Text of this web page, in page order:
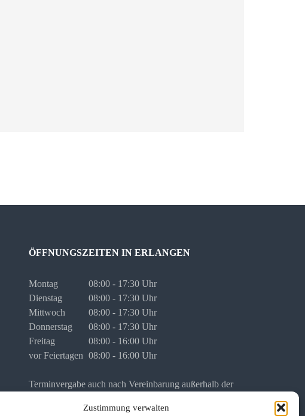
Zustimmung verwalten
ÖFFNUNGSZEITEN IN ERLANGEN
Montag
08:00 - 17:30 Uhr
Dienstag
08:00 - 17:30 Uhr
Mittwoch
08:00 - 17:30 Uhr
Donnerstag
08:00 - 17:30 Uhr
Freitag
08:00 - 16:00 Uhr
vor Feiertagen 08:00 - 16:00 Uhr
Terminvergabe auch nach Vereinbarung außerhalb der